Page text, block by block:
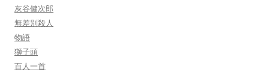
灰谷健次郎
無差別殺人
物語
獅子頭
百人一首